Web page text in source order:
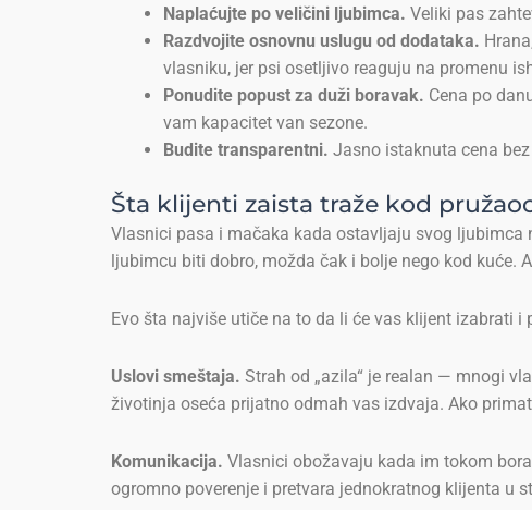
Naplaćujte po veličini ljubimca. Veliki pas
Razdvojite osnovnu uslugu od dodataka.
vlasniku, jer psi osetljivo reaguju na promenu
Ponudite popust za duži boravak. Cena po
vam kapacitet van sezone.
Budite transparentni. Jasno istaknuta cena
Šta klijenti zaista traže kod
Vlasnici pasa i mačaka kada ostavljaju svog
ljubimcu biti dobro, možda čak i bolje nego kod
Evo šta najviše utiče na to da li će vas klijent izabrati i
Uslovi smeštaja. Strah od „azila“ je realan — mnogi
životinja oseća prijatno odmah vas izdvaja. Ako
Komunikacija. Vlasnici obožavaju kada im tokom
ogromno poverenje i pretvara jednokratnog klijenta u